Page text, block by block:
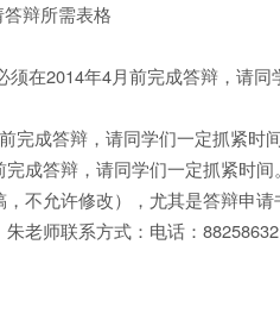
辩所需表格
在2014年4月前完成答辩，请同
成答辩，请同学们一定抓紧时间
成答辩，请同学们一定抓紧时间。
不允许修改），尤其是答辩申请
老师联系方式：电话：88258632